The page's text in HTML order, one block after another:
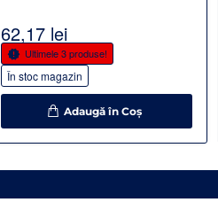
Ultimele 3 produse!
În stoc magazin
62,17 lei
Adaugă în Coş